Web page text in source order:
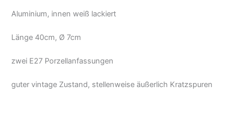
Aluminium, innen weiß lackiert
Länge 40cm, Ø 7cm
zwei E27 Porzellanfassungen
guter vintage Zustand, stellenweise äußerlich Kratzspuren